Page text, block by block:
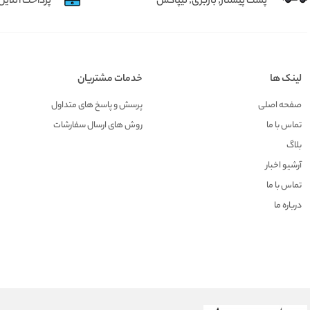
لینک ها
صفحه اصلی
تماس با ما
بلاگ
آرشیو اخبار
تماس با ما
درباره ما
خدمات مشتریان
پرسش و پاسخ های متداول
روش های ارسال سفارشات